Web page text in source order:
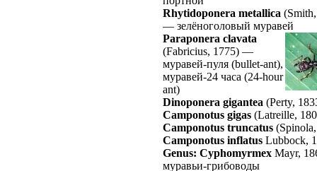
Rhytidoponera metallica
— зелёноголовый муравей
Paraponera clavata
(Fabricius, 1775) —
муравей-пуля (bullet-ant),
муравей-24 часа (24-hour
ant)
Dinoponera gigantea (Perty,
Camponotus gigas (Latreille,
Camponotus truncatus
Camponotus inflatus Lubbock,
Genus: Cyphomyrmex Mayr,
муравьи-грибоводы